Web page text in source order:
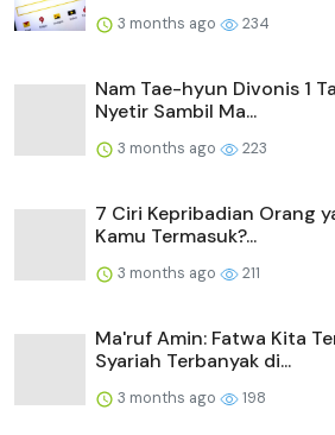
3 months ago 234
Nam Tae-hyun Divonis 1
Nyetir Sambil Ma...
3 months ago 223
7 Ciri Kepribadian Orang
Kamu Termasuk?...
3 months ago 211
Ma'ruf Amin: Fatwa Kita
Syariah Terbanyak di...
3 months ago 198